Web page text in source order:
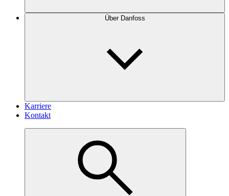
Über Danfoss
Karriere
Kontakt